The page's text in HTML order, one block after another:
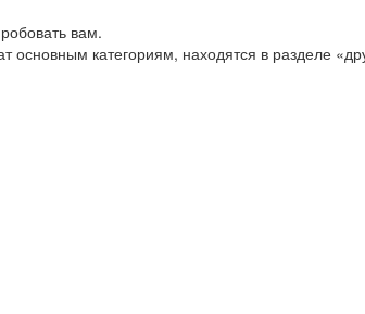
вам.
категориям, находятся в разделе